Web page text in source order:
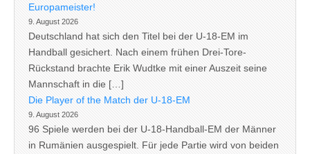
Europameister!
9. August 2026
Deutschland hat sich den Titel bei der U-18-EM im
Handball gesichert. Nach einem frühen Drei-Tore-
Rückstand brachte Erik Wudtke mit einer Auszeit seine
Mannschaft in die […]
Die Player of the Match der U-18-EM
9. August 2026
96 Spiele werden bei der U-18-Handball-EM der Männer
in Rumänien ausgespielt. Für jede Partie wird von beiden